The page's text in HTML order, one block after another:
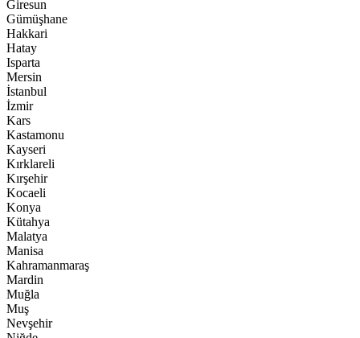
Giresun
Gümüşhane
Hakkari
Hatay
Isparta
Mersin
İstanbul
İzmir
Kars
Kastamonu
Kayseri
Kırklareli
Kırşehir
Kocaeli
Konya
Kütahya
Malatya
Manisa
Kahramanmaraş
Mardin
Muğla
Muş
Nevşehir